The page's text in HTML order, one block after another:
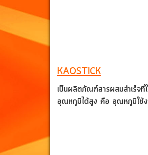
KAOSTICK
เป็นผลิตภัณฑ์สารผสมสำเร็จที่
อุณหภูมิได้สูง คือ อุณหภูมิใช้ง